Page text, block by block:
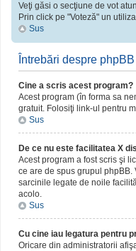
Veţi găsi o secţiune de vot
Prin click pe "Voteză" un
Sus
Întrebări despre
Cine a scris acest program?
Acest program (în forma sa
gratuit. Folosiţi link-ul pentru
Sus
De ce nu este facilitatea X
Acest program a fost scris şi
ce are de spus grupul
sarcinile legate de noile
acolo.
Sus
Cu cine iau legatura pentru
Oricare din administratorii